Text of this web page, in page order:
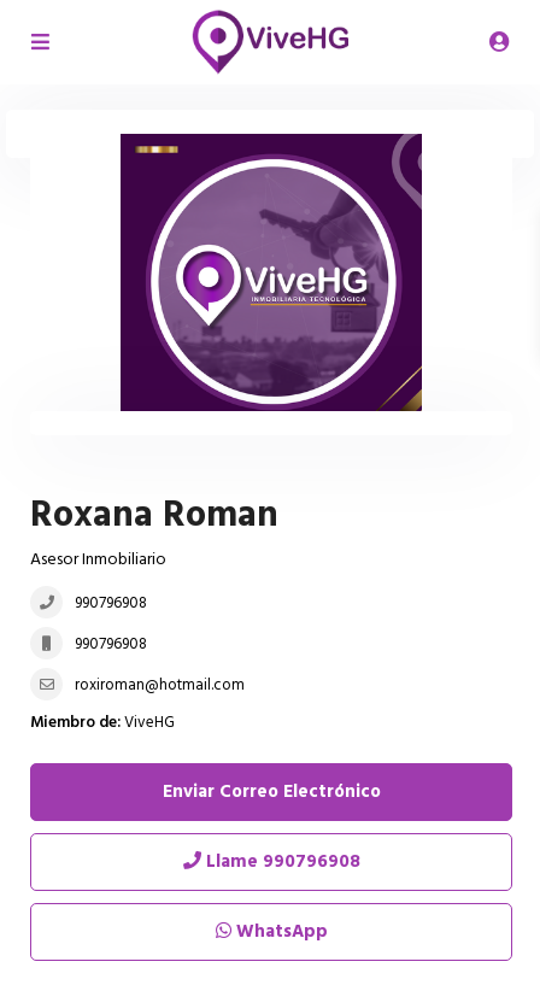
Roxana Roman
Asesor Inmobiliario
990796908
990796908
roxiroman@hotmail.com
Miembro de:ViveHG
Enviar Correo Electrónico
Llame 990796908
WhatsApp